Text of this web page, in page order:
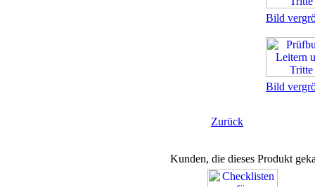
Bild
Bild
Zurück
Kunden, die dieses Produkt